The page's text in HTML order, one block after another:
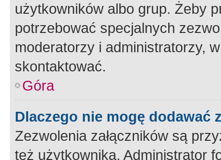
użytkowników albo grup. Żeby
potrzebować specjalnych
moderatorzy i administratorzy,
skontaktować.
Góra
Dlaczego nie mogę dodawać
Zezwolenia załączników są
też użytkownika. Administrator